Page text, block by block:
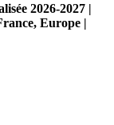
2026-2027 |
Europe |